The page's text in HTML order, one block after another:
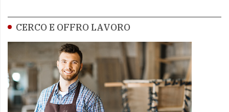
CERCO E OFFRO LAVORO